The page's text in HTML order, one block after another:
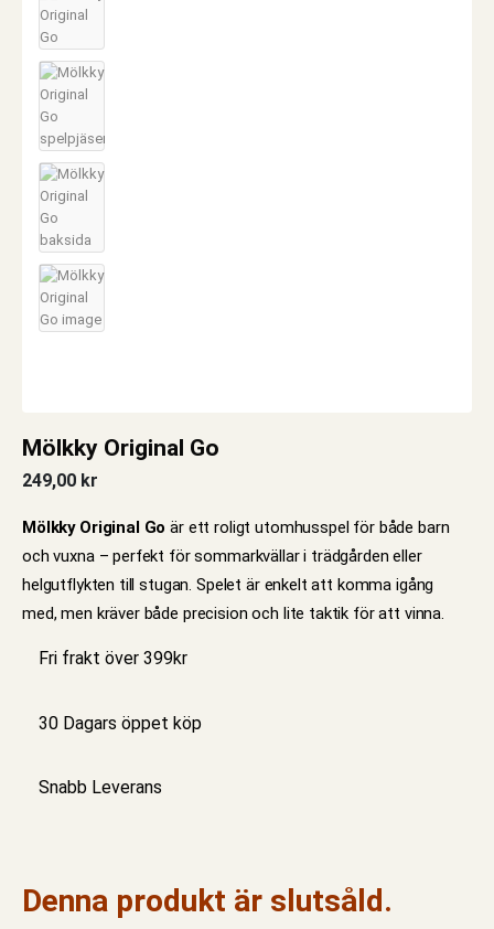
Mölkky Original Go
249,00 kr
Mölkky Original Go är ett roligt utomhusspel för både barn
och vuxna – perfekt för sommarkvällar i trädgården eller
helgutflykten till stugan. Spelet är enkelt att komma igång
med, men kräver både precision och lite taktik för att vinna.
Fri frakt över 399kr
30 Dagars öppet köp
Snabb Leverans
Denna produkt är slutsåld.